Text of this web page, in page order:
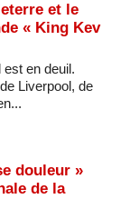
et le
« King Kev
est en deuil.
Liverpool, de
douleur »
de la